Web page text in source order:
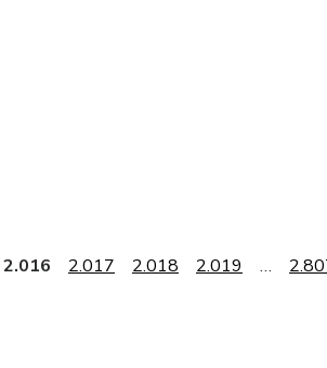
2.016 2.017 2.018 2.019 …